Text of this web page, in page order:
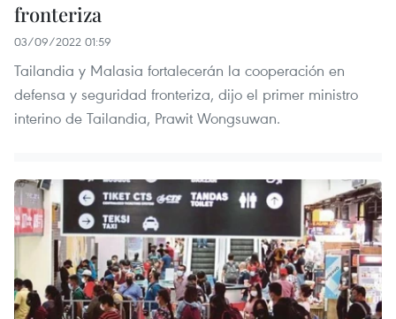
fronteriza
03/09/2022 01:59
Tailandia y Malasia fortalecerán la cooperación en
defensa y seguridad fronteriza, dijo el primer ministro
interino de Tailandia, Prawit Wongsuwan.